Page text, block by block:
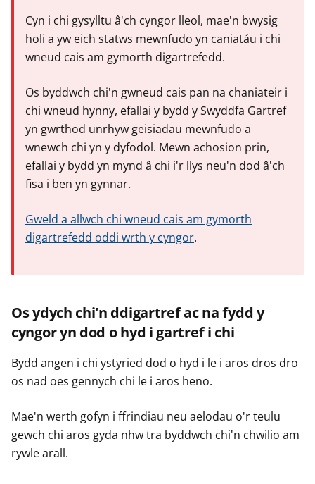
Cyn i chi gysylltu â'ch cyngor lleol, mae'n bwysig
holi a yw eich statws mewnfudo yn caniatáu i chi
wneud cais am gymorth digartrefedd.
Os byddwch chi'n gwneud cais pan na chaniateir i
chi wneud hynny, efallai y bydd y Swyddfa Gartref
yn gwrthod unrhyw geisiadau mewnfudo a
wnewch chi yn y dyfodol. Mewn achosion prin,
efallai y bydd yn mynd â chi i'r llys neu'n dod â'ch
fisa i ben yn gynnar.
Gweld a allwch chi wneud cais am gymorth
digartrefedd oddi wrth y cyngor.
Os ydych chi'n ddigartref ac na fydd y
cyngor yn dod o hyd i gartref i chi
Bydd angen i chi ystyried dod o hyd i le i aros dros dro
os nad oes gennych chi le i aros heno.
Mae'n werth gofyn i ffrindiau neu aelodau o'r teulu
gewch chi aros gyda nhw tra byddwch chi'n chwilio am
rywle arall.